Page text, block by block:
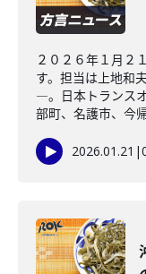
２０２６年１月２
す。担当は上地和
―。日本トランス
部町、名護市、今
2026.01.21 |